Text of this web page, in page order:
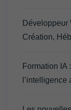
Développeur
Création,
Formation IA
l’intelligence